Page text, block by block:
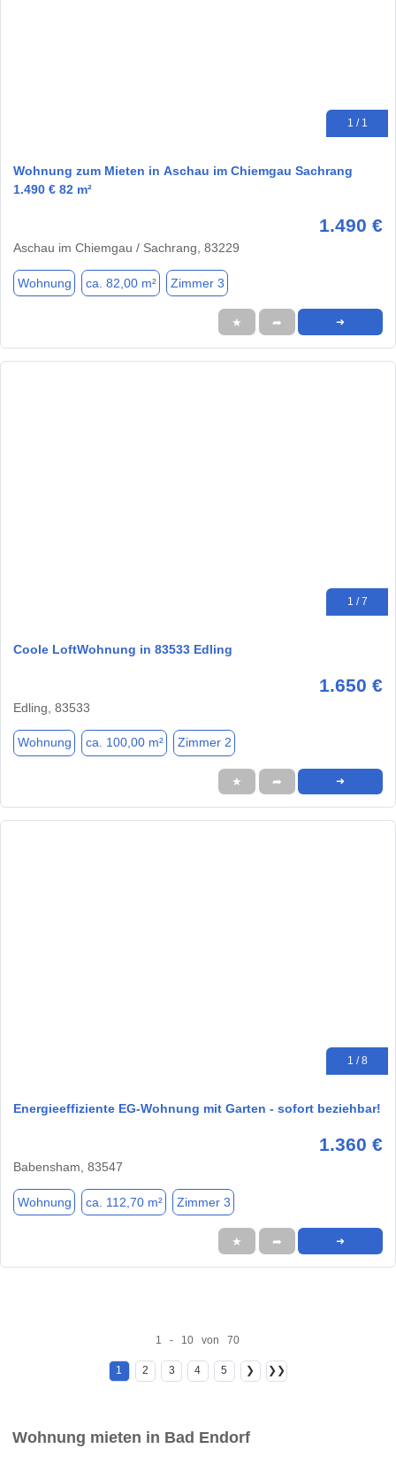
1 / 1
Wohnung zum Mieten in Aschau im Chiemgau Sachrang
1.490 € 82 m²
1.490 €
Aschau im Chiemgau / Sachrang, 83229
Wohnung ca. 82,00 m² Zimmer 3
★ ➦ ➜
1 / 7
Coole LoftWohnung in 83533 Edling
1.650 €
Edling, 83533
Wohnung ca. 100,00 m² Zimmer 2
★ ➦ ➜
1 / 8
Energieeffiziente EG-Wohnung mit Garten - sofort beziehbar!
1.360 €
Babensham, 83547
Wohnung ca. 112,70 m² Zimmer 3
★ ➦ ➜
1 - 10 von 70
1 2 3 4 5 ❯ ❯❯
Wohnung mieten in Bad Endorf